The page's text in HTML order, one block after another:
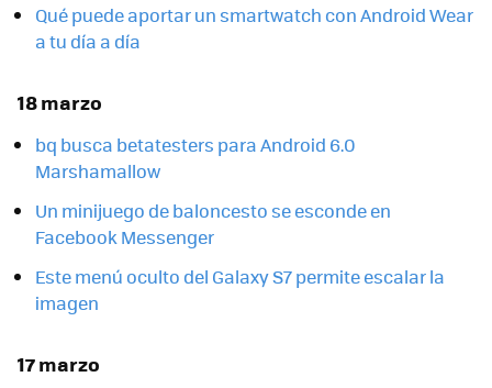
Qué puede aportar un smartwatch con Android Wear
a tu día a día
18 marzo
bq busca betatesters para Android 6.0
Marshamallow
Un minijuego de baloncesto se esconde en
Facebook Messenger
Este menú oculto del Galaxy S7 permite escalar la
imagen
17 marzo